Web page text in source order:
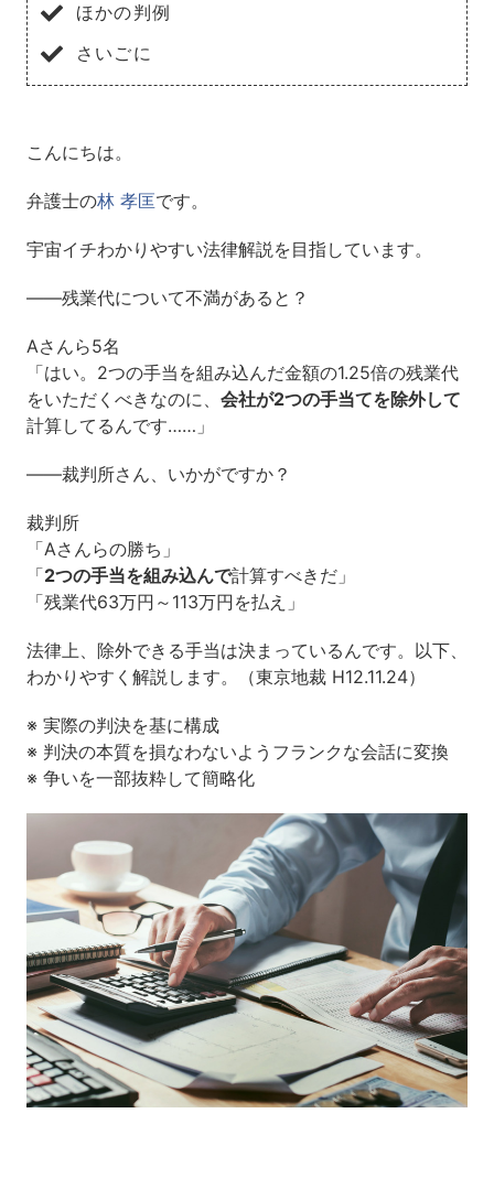
ほかの判例
さいごに
こんにちは。
弁護士の林 孝匡です。
宇宙イチわかりやすい法律解説を目指しています。
――残業代について不満があると？
Aさんら5名
「はい。2つの手当を組み込んだ金額の1.25倍の残業代
をいただくべきなのに、 会社が2つの手当てを除外して
計算してるんです……」
――裁判所さん、いかがですか？
裁判所
「Aさんらの勝ち」
「2つの手当を組み込んで計算すべきだ」
「残業代63万円～113万円を払え」
法律上、除外できる手当は決まっているんです。以下、
わかりやすく解説します。（東京地裁 H12.11.24）
※ 実際の判決を基に構成
※ 判決の本質を損なわないようフランクな会話に変換
※ 争いを一部抜粋して簡略化